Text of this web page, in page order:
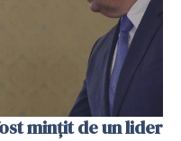
mințit de un lider